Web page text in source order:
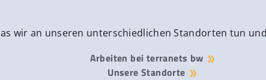
wir an unseren unterschiedlichen Standorten tun
Arbeiten bei terranets bw
Unsere Standorte